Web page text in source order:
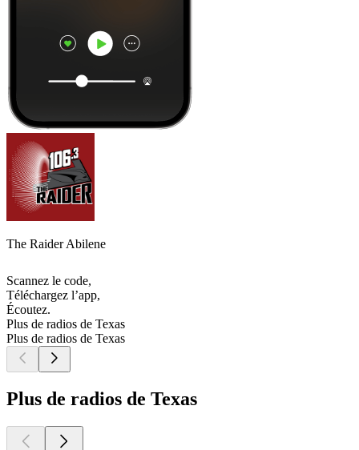
The Raider Abilene
Scannez le code,
Téléchargez l’app,
Écoutez.
Plus de radios de Texas
Plus de radios de Texas
Plus de radios de Texas